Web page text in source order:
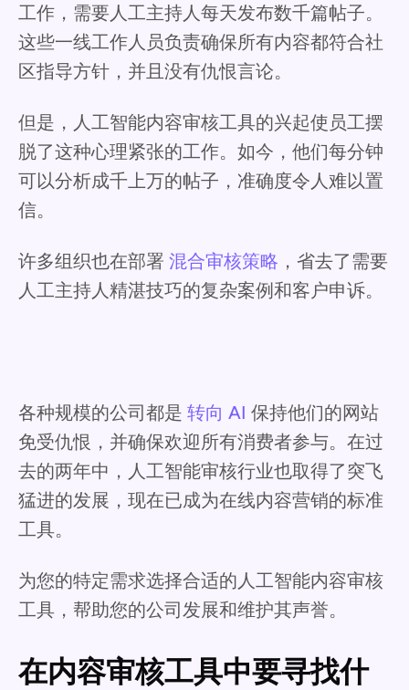
工作，需要人工主持人每天发布数千篇帖子。
这些一线工作人员负责确保所有内容都符合社
区指导方针，并且没有仇恨言论。
但是，人工智能内容审核工具的兴起使员工摆
脱了这种心理紧张的工作。如今，他们每分钟
可以分析成千上万的帖子，准确度令人难以置
信。
许多组织也在部署 混合审核策略 ，省去了需要
人工主持人精湛技巧的复杂案例和客户申诉。
各种规模的公司都是 转向 AI 保持他们的网站
免受仇恨，并确保欢迎所有消费者参与。在过
去的两年中，人工智能审核行业也取得了突飞
猛进的发展，现在已成为在线内容营销的标准
工具。
为您的特定需求选择合适的人工智能内容审核
工具，帮助您的公司发展和维护其声誉。
在内容审核工具中要寻找什